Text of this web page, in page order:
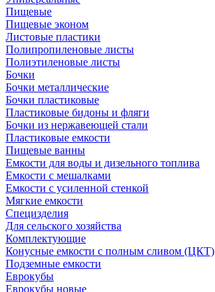
Пищевые
Пищевые эконом
Листовые пластики
Полипропиленовые листы
Полиэтиленовые листы
Бочки
Бочки металлические
Бочки пластиковые
Пластиковые бидоны и фляги
Бочки из нержавеющей стали
Пластиковые емкости
Пищевые ванны
Емкости для воды и дизельного топлива
Емкости с мешалками
Емкости с усиленной стенкой
Мягкие емкости
Специзделия
Для сельского хозяйства
Комплектующие
Конусные емкости с полным сливом (ЦКТ)
Подземные емкости
Еврокубы
Еврокубы новые